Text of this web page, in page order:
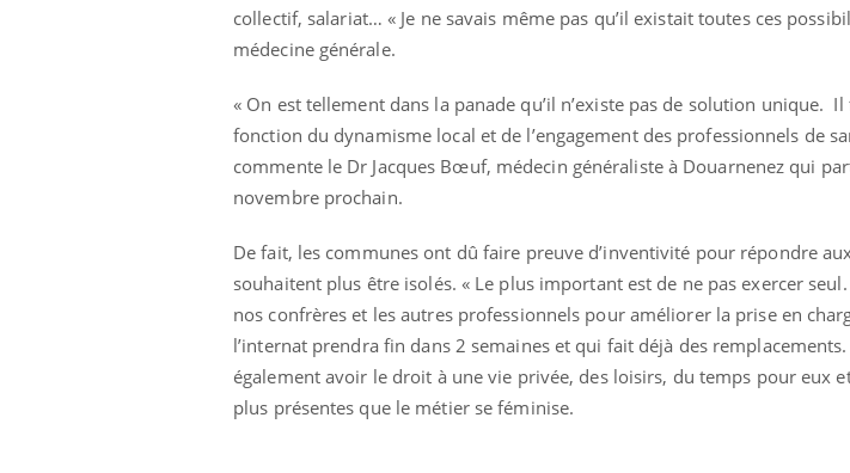
collectif, salariat… « Je ne savais même pas qu’il existait toutes ces
médecine générale.
« On est tellement dans la panade qu’il n’existe pas de solution unique.
fonction du dynamisme local et de l’engagement des professionnels de
commente le Dr Jacques Bœuf, médecin généraliste à Douarnenez qui
novembre prochain.
De fait, les communes ont dû faire preuve d’inventivité pour répondre
souhaitent plus être isolés. « Le plus important est de ne pas exercer
nos confrères et les autres professionnels pour améliorer la prise en
l’internat prendra fin dans 2 semaines et qui fait déjà des
également avoir le droit à une vie privée, des loisirs, du temps pour eux
plus présentes que le métier se féminise.